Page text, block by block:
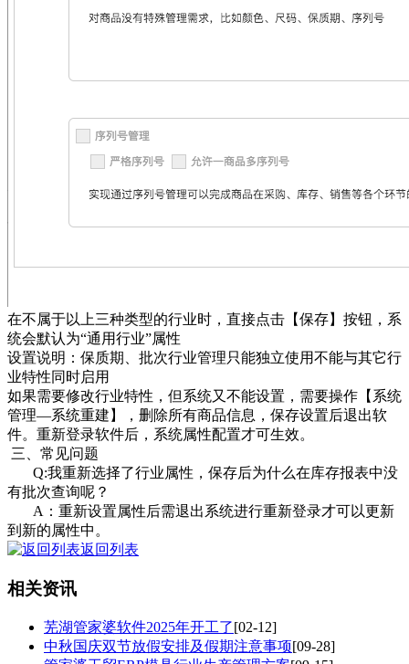
在不属于以上三种类型的行业时，直接点击【保存】按钮，系
统会默认为“通用行业”属性
设置说明：保质期、批次行业管理只能独立使用不能与其它行
业特性同时启用
如果需要修改行业特性，但系统又不能设置，需要操作【系统
管理—系统重建】，删除所有商品信息，保存设置后退出软
件。重新登录软件后，系统属性配置才可生效。
三、常见问题
Q:我重新选择了行业属性，保存后为什么在库存报表中没
有批次查询呢？
A：重新设置属性后需退出系统进行重新登录才可以更新
到新的属性中。
返回列表
相关资讯
芜湖管家婆软件2025年开工了[02-12]
中秋国庆双节放假安排及假期注意事项[09-28]